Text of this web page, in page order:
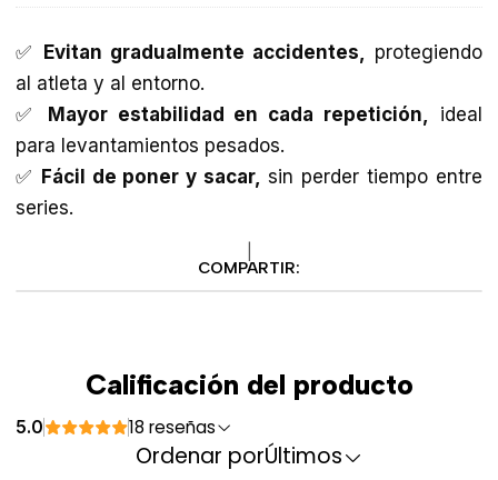
✅ Evitan gradualmente accidentes,
protegiendo
al atleta y al entorno.
✅ Mayor estabilidad en cada repetición,
ideal
para levantamientos pesados.
✅ Fácil de poner y sacar, sin perder tiempo entre
series.
COMPARTIR:
Calificación del producto
5.0 18 reseñas
Ordenar porÚltimos